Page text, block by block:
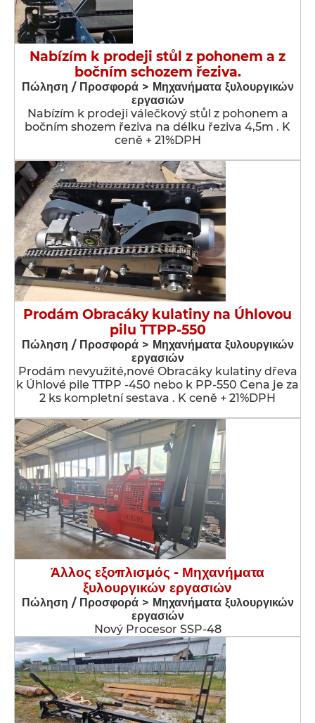
Nabízím k prodeji stůl z pohonem a z
bočním schozem řeziva.
Πώληση / Προσφορά > Μηχανήματα ξυλουργικών
εργασιών
Nabízím k prodeji válečkový stůl z pohonem a
bočním shozem řeziva na délku řeziva 4,5m . K
ceně + 21%DPH
Prodám Obracáky kulatiny na Úhlovou
pilu TTPP-550
Πώληση / Προσφορά > Μηχανήματα ξυλουργικών
εργασιών
Prodám nevyužité,nové Obracáky kulatiny dřeva
k Úhlové pile TTPP -450 nebo k PP-550 Cena je za
2 ks kompletní sestava . K ceně + 21%DPH
Άλλος εξοπλισμός - Μηχανήματα
ξυλουργικών εργασιών
Πώληση / Προσφορά > Μηχανήματα ξυλουργικών
εργασιών
Nový Procesor SSP-48